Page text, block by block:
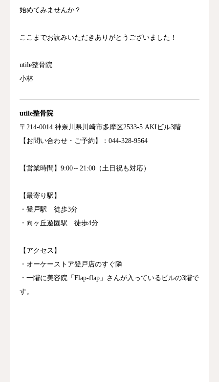
始めてみませんか？
ここまでお読みいただきありがとうございました！
utile整骨院
小林
utile整骨院
〒214-0014 神奈川 県 川崎市多摩区2533-5 AKIビル3階
【お 問い合わせ・ ご予約】： 044-328-9564
【営業時間】9:00～ 21:00（ 土日祝も対応）
【最寄り駅】
・登戸駅 徒歩3分
・向ヶ丘遊園駅 徒歩4分
【アクセス】
・オーケーストア登戸店のすぐ隣
・一階に美容院「Flap-flap」さんが入っているビルの3階で
す。